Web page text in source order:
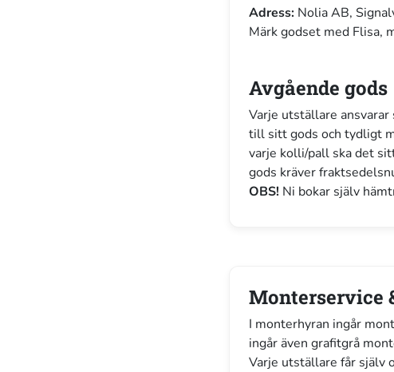
Adress: Nolia AB,
Märk godset med Flisa,
Avgående gods
Varje utställare
till sitt gods och tydligt
varje kolli/pall ska det
gods kräver
OBS! Ni bokar själv
Monterservice
I monterhyran ingår
ingår även grafitgrå
Varje utställare får själv